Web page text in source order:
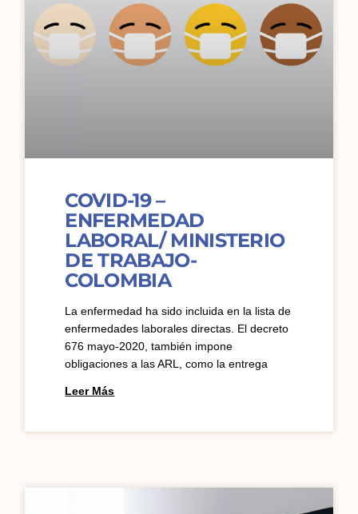
COVID-19 –
ENFERMEDAD
LABORAL/ MINISTERIO
DE TRABAJO-
COLOMBIA
La enfermedad ha sido incluida en la lista de
enfermedades laborales directas. El decreto
676 mayo-2020, también impone
obligaciones a las ARL, como la entrega
Leer Más